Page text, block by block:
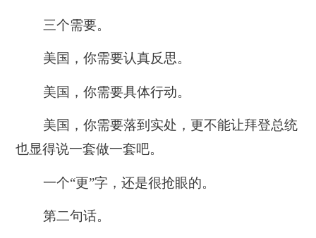
三个需要。
美国，你需要认真反思。
美国，你需要具体行动。
美国，你需要落到实处，更不能让拜登总统
也显得说一套做一套吧。
一个“更”字，还是很抢眼的。
第二句话。